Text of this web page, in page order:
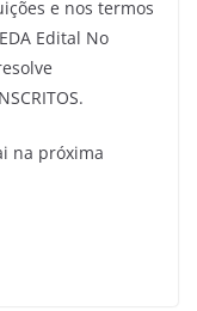
e nos termos
Edital No
na próxima